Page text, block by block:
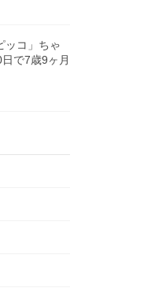
ッコ」ちゃ
で7歳9ヶ月